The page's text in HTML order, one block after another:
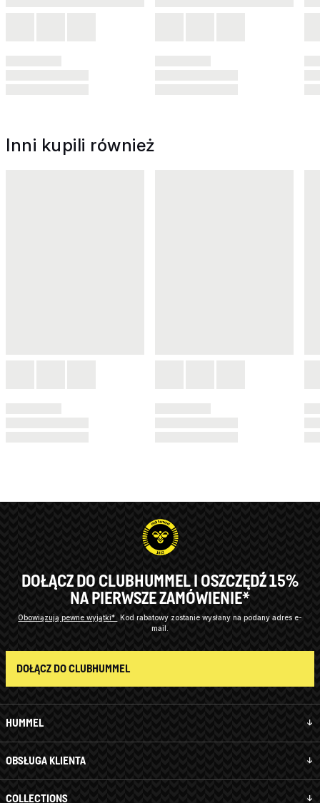
Inni kupili również
HUMMEL
OBSŁUGA KLIENTA
COLLECTIONS
DOŁĄCZ DO CLUBHUMMEL I OSZCZĘDŹ 15%
NA PIERWSZE ZAMÓWIENIE*
Obowiązują pewne wyjątki* Kod rabatowy zostanie wysłany na podany adres e-
mail.
DOŁĄCZ DO CLUBHUMMEL